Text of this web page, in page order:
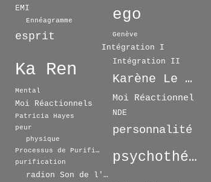
ego
EMI
Ennéagramme
esprit Genève
Intégration I
Intégration II
Ka Ren Karène Le Drian
Mental
Moi Réactionnel
Moi Réactionnels
NDE
Patricia Hayes
personnalité
peur
physique
Processus de Purification
psychothérapie
purification
radion Son de l'Espoir